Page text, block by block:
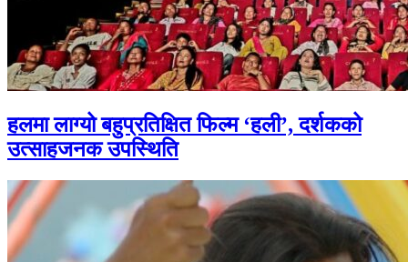
हलमा लाग्यो बहुप्रतिक्षित फिल्म ‘हली’, दर्शकको
उत्साहजनक उपस्थिति